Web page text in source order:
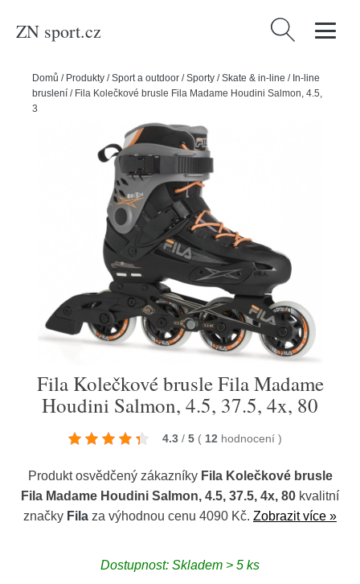
ZN sport.cz Vyhledávání
Domů / Produkty /Sport a outdoor /Sporty /Skate & in-line / In-line
bruslení / Fila Kolečkové brusle Fila Madame Houdini Salmon, 4.5,
37.5, 4x, 80
Fila Kolečkové brusle Fila Madame
Houdini Salmon, 4.5, 37.5, 4x, 80
4.3 / 5 ( 12 hodnocení )
Produkt osvědčený zákazníky Fila Kolečkové brusle
Fila Madame Houdini Salmon, 4.5, 37.5, 4x, 80 kvalitní
značky Fila za výhodnou cenu 4090 Kč. Zobrazit více »
Dostupnost: Skladem > 5 ks